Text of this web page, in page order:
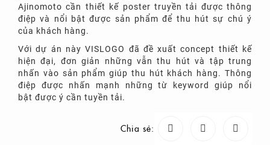
Ajinomoto cần thiết kế poster truyền tải được thông
điệp và nổi bật được sản phẩm để thu hút sự chú ý
của khách hàng.
Với dự án này VISLOGO đã đề xuất concept thiết kế
hiện đại, đơn giản những vẫn thu hút và tập trung
nhấn vào sản phẩm giúp thu hút khách hàng. Thông
điệp được nhấn mạnh những từ keyword giúp nổi
bật được ý cần tuyền tải.
Chia sẻ: